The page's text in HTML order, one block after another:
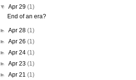
▼Apr 29(1)
End of an era?
►Apr 28(1)
►Apr 26(1)
►Apr 24(1)
►Apr 23(1)
►Apr 21(1)